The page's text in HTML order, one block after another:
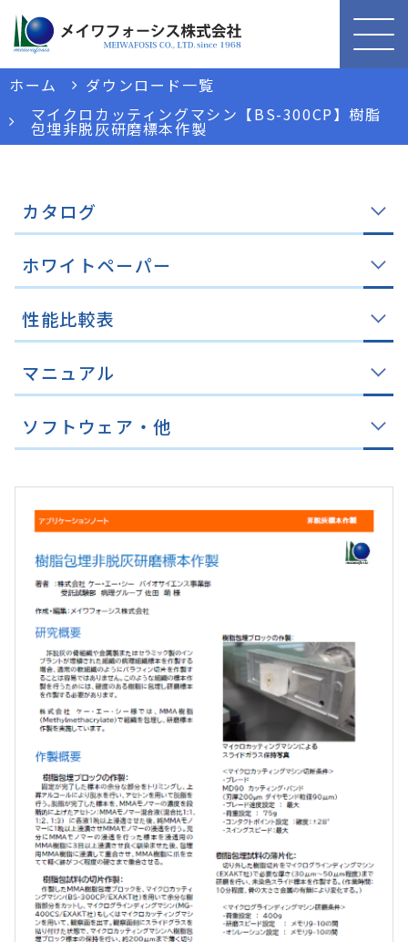
ホーム
ダウンロード一覧
マイクロカッティングマシン【BS-300CP】樹脂
包埋非脱灰研磨標本作製
カタログ
ホワイトペーパー
性能比較表
マニュアル
ソフトウェア・他